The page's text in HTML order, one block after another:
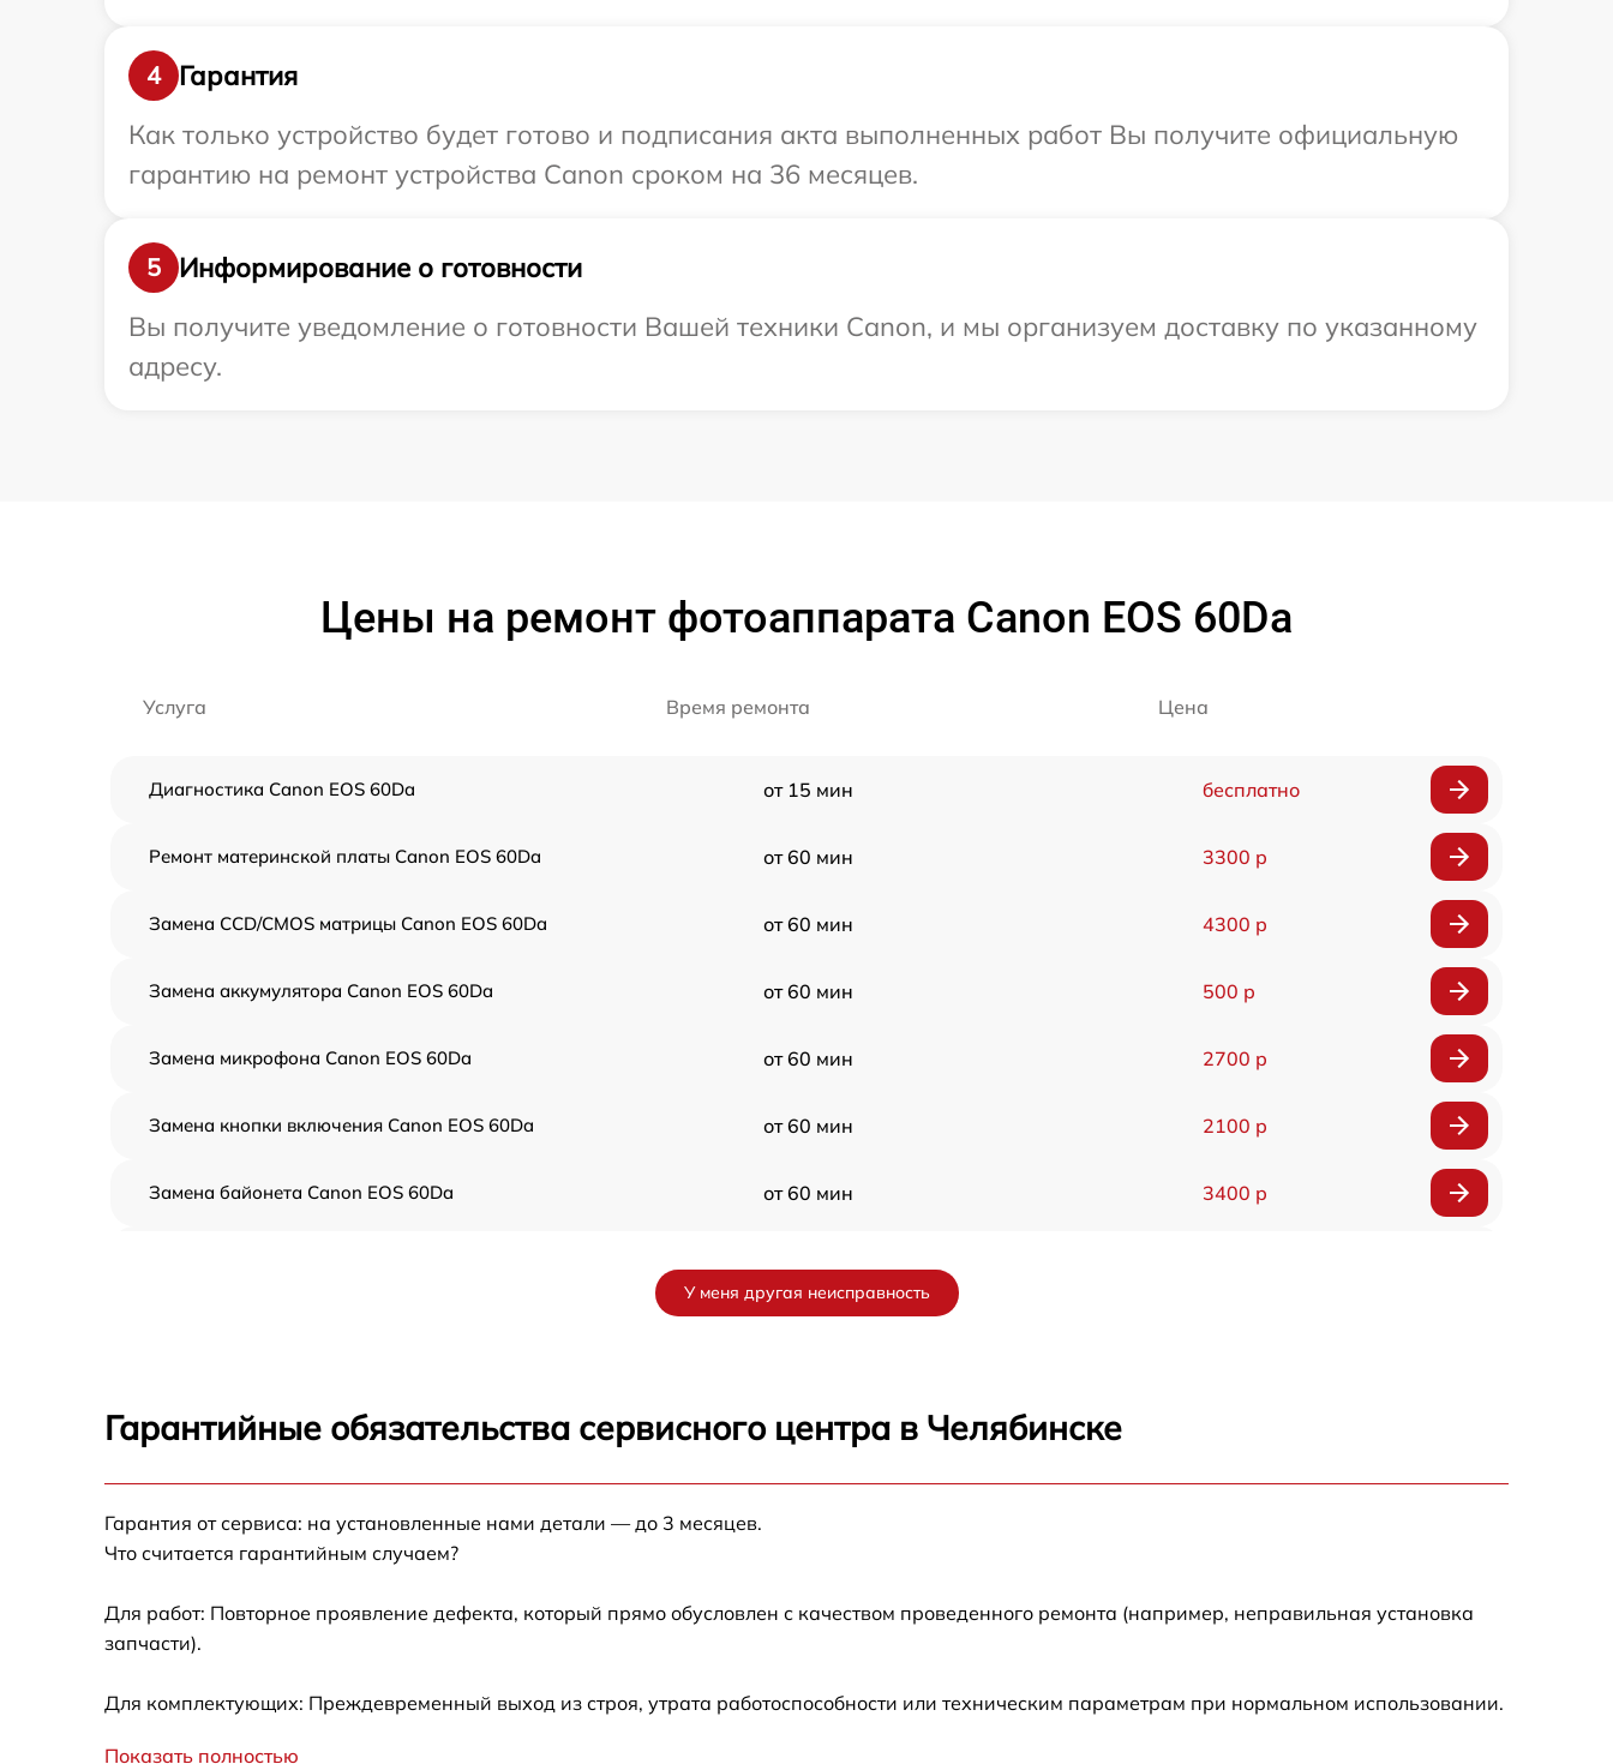
4
Гарантия
Как только устройство будет готово и подписания акта выполненных работ Вы получите официальную
гарантию на ремонт устройства Canon сроком на 36 месяцев.
5
Информирование о готовности
Вы получите уведомление о готовности Вашей техники Canon, и мы организуем доставку по указанному
адресу.
Цены на ремонт фотоаппарата Canon EOS 60Da
Услуга Время ремонта Цена
Диагностика Canon EOS 60Da от 15 мин бесплатно
Ремонт материнской платы Canon EOS 60Da от 60 мин 3300 р
Замена CCD/CMOS матрицы Canon EOS 60Da от 60 мин 4300 р
Замена аккумулятора Canon EOS 60Da от 60 мин 500 р
Замена микрофона Canon EOS 60Da от 60 мин 2700 р
Замена кнопки включения Canon EOS 60Da от 60 мин 2100 р
Замена байонета Canon EOS 60Da от 60 мин 3400 р
Замена затвора Canon EOS 60Da
Замена контроллера питания Canon EOS
У меня другая неисправность
Гарантийные обязательства сервисного центра в Челябинске
Гарантия от сервиса: на установленные нами детали — до 3 месяцев.
Что считается гарантийным случаем?
Для работ: Повторное проявление дефекта, который прямо обусловлен с качеством проведенного ремонта (например, неправильная установка
запчасти).
Для комплектующих: Преждевременный выход из строя, утрата работоспособности или техническим параметрам при нормальном использовании.
Показать полностью